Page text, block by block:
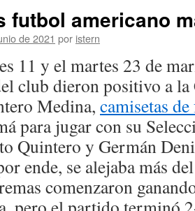
futbol americano
de 2021 por istern
11 y el martes 23 de
club dieron positivo a
Medina, camisetas
para jugar con su
Quintero y Germán
ende, se alejaba más
comenzaron